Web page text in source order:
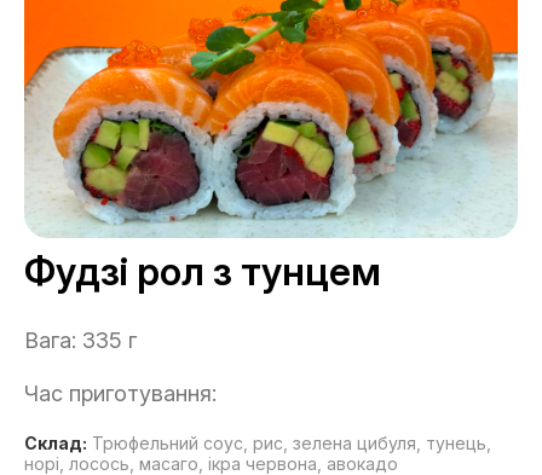
Фудзі рол з тунцем
Вага: 335 г
Час приготування:
Склад: Трюфельний соус, рис, зелена цибуля, тунець,
норі, лосось, масаго, ікра червона, авокадо